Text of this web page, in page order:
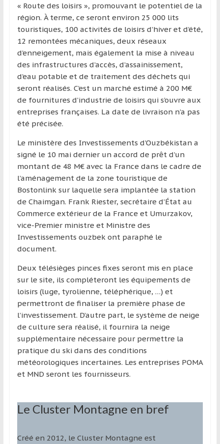
d’une
région
« Route des loisirs », promouvant le potentiel de la
région. À terme, ce seront environ 25 000 lits
touristiques, 100 activités de loisirs d’hiver et d’été,
12 remontées mécaniques, deux réseaux
d’enneigement, mais également la mise à niveau
des infrastructures d’accès, d’assainissement,
d’eau potable et de traitement des déchets qui
seront réalisés. C’est un marché estimé à 200 M€
de fournitures d’industrie de loisirs qui s’ouvre aux
entreprises françaises. La date de livraison n’a pas
été précisée.
Le ministère des Investissements d’Ouzbékistan a
signé le 10 mai dernier un accord de prêt d’un
montant de 48 M€ avec la France dans le cadre de
l’aménagement de la zone touristique de
Bostonlink sur laquelle sera implantée la station
de Chaimgan. Frank Riester, secrétaire d’État au
Commerce extérieur de la France et Umurzakov,
vice-Premier ministre et Ministre des
Investissements ouzbek ont paraphé le
document.
Deux télésièges pinces fixes seront mis en place
sur le site, ils compléteront les équipements de
loisirs (luge, tyrolienne, téléphérique, …) et
permettront de finaliser la première phase de
l’investissement. D’autre part, le système de neige
de culture sera réalisé, il fournira la neige
supplémentaire nécessaire pour permettre la
pratique du ski dans des conditions
météorologiques incertaines. Les entreprises POMA
et MND seront les fournisseurs.
Le Cluster Montagne en bref
Créé en 2012, le Cluster Montagne est